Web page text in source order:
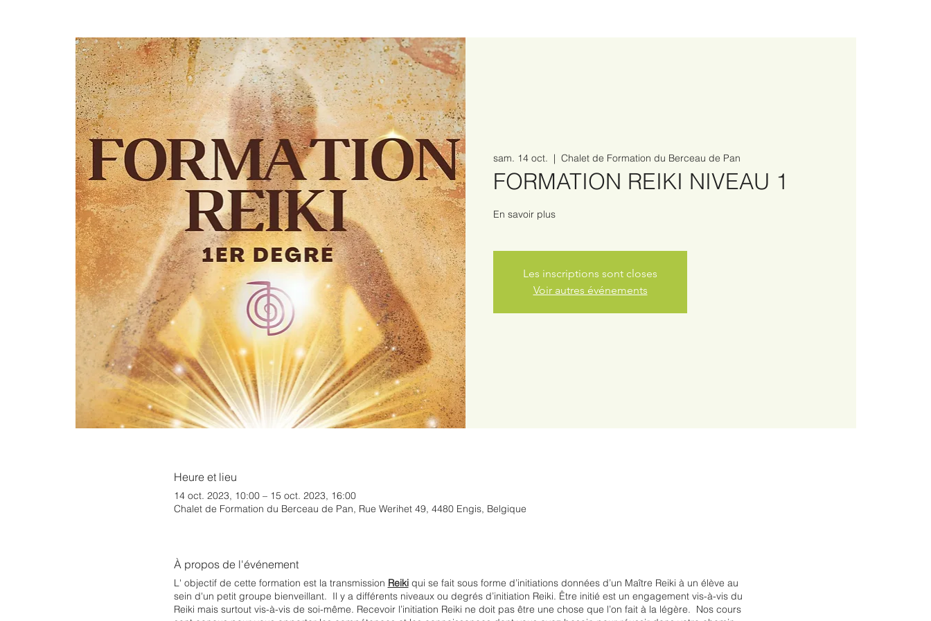
sam. 14 oct.
  |
Chalet de Formation du Berceau de Pan
FORMATION REIKI NIVEAU 1
En savoir plus
Les inscriptions sont closes
Voir autres événements
Heure et lieu
14 oct. 2023, 10:00 – 15 oct. 2023, 16:00
Chalet de Formation du Berceau de Pan, Rue Werihet 49, 4480 Engis, Belgique
À propos de l'événement
L' objectif de cette formation est la transmission Reikiqui se fait sous forme d’initiations données d’un Maître Reiki à un élève au
sein d'un petit groupe bienveillant. Il y a différents niveaux ou degrés d’initiation Reiki. Être initié est un engagement vis-à-vis du
Reiki mais surtout vis-à-vis de soi-même. Recevoir l’initiation Reiki ne doit pas être une chose que l’on fait à la légère. Nos cours